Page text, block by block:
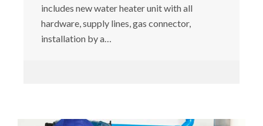
includes new water heater unit with all
hardware, supply lines, gas connector,
installation by a…